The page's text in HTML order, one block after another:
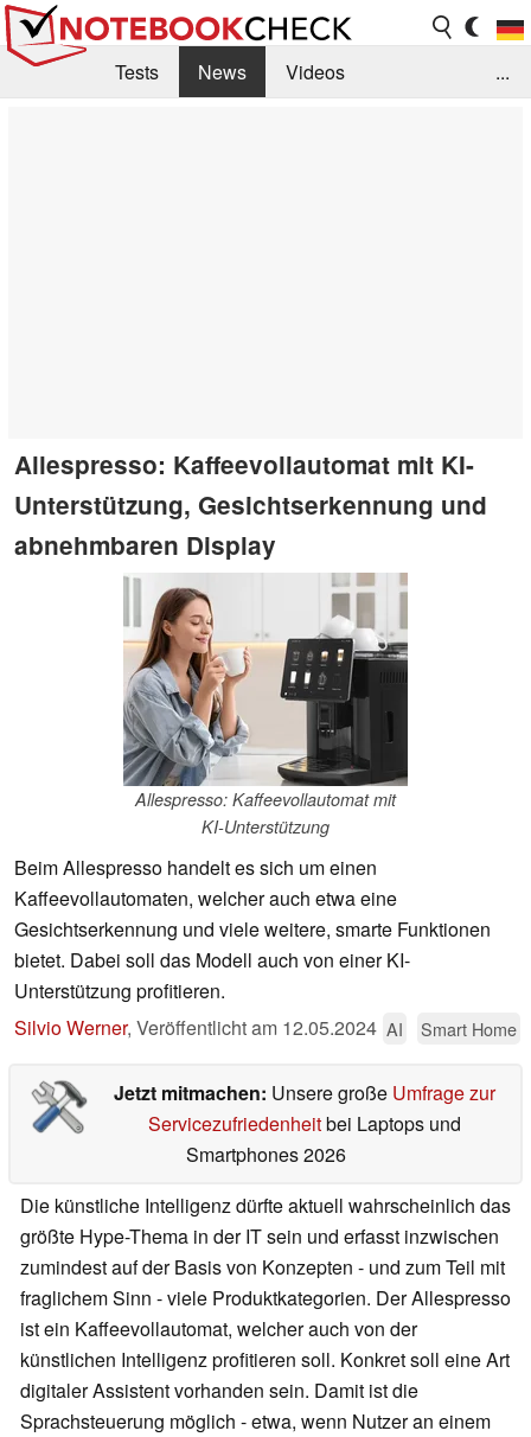
Tests News
Videos
...
Allespresso: Kaffeevollautomat mit KI-
Unterstützung, Gesichtserkennung und
abnehmbaren Display
Allespresso: Kaffeevollautomat mit
KI-Unterstützung
Beim Allespresso handelt es sich um einen
Kaffeevollautomaten, welcher auch etwa eine
Gesichtserkennung und viele weitere, smarte Funktionen
bietet. Dabei soll das Modell auch von einer KI-
Unterstützung profitieren.
Silvio Werner, Veröffentlicht am 12.05.2024 AI Smart Home
Jetzt mitmachen: Unsere große Umfrage zur
Servicezufriedenheitbei Laptops und
Smartphones 2026
Die künstliche Intelligenz dürfte aktuell wahrscheinlich das
größte Hype-Thema in der IT sein und erfasst inzwischen
zumindest auf der Basis von Konzepten - und zum Teil mit
fraglichem Sinn - viele Produktkategorien. Der Allespresso
ist ein Kaffeevollautomat, welcher auch von der
künstlichen Intelligenz profitieren soll. Konkret soll eine Art
digitaler Assistent vorhanden sein. Damit ist die
Sprachsteuerung möglich - etwa, wenn Nutzer an einem